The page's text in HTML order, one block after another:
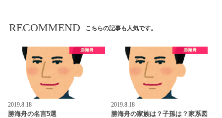
RECOMMEND こちらの記事も人気です。
勝海舟
2019.8.18
勝海舟の名言5選
勝海舟
2019.8.18
勝海舟の家族は？子孫は？家系図